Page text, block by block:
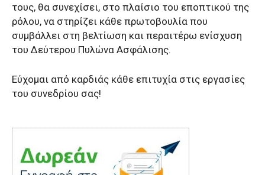
τους, θα συνεχίσει, στο πλαίσιο του εποπτικού της
ρόλου, να στηρίζει κάθε πρωτοβουλία που
συμβάλλει στη βελτίωση και περαιτέρω ενίσχυση
του Δεύτερου Πυλώνα Ασφάλισης.
Εύχομαι από καρδιάς κάθε επιτυχία στις εργασίες
του συνεδρίου σας!